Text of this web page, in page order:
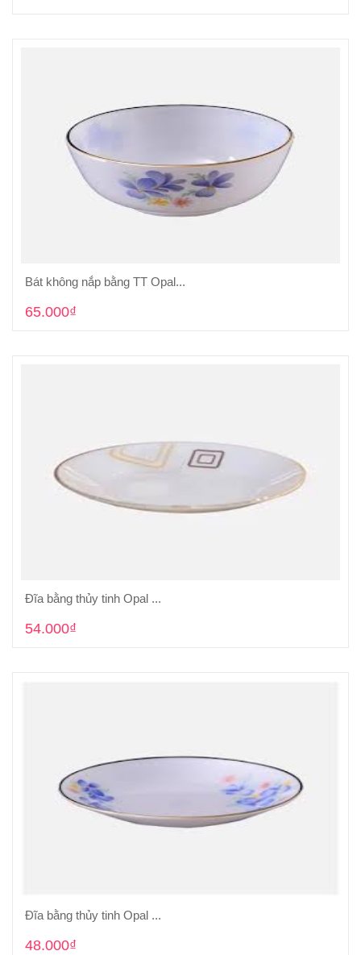
Cho vào giỏ hàng
Bát không nắp bằng TT Opal...
65.000₫
Cho vào giỏ hàng
Đĩa bằng thủy tinh Opal ...
54.000₫
Cho vào giỏ hàng
Đĩa bằng thủy tinh Opal ...
48.000₫